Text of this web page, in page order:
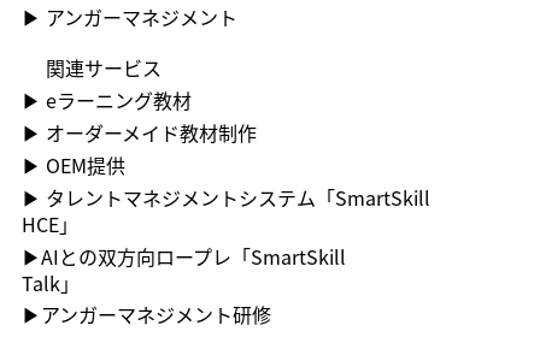
▶​ アンガーマネジメント
関連サービス
▶ ︎eラーニング教材
▶ ︎オーダーメイド教材制作
▶ OEM提供
▶ ︎タレントマネジメントシステム「SmartSkill
HCE」
▶AIとの双方向ロープレ「SmartSkill
Talk」
​▶アンガーマネジメント研修